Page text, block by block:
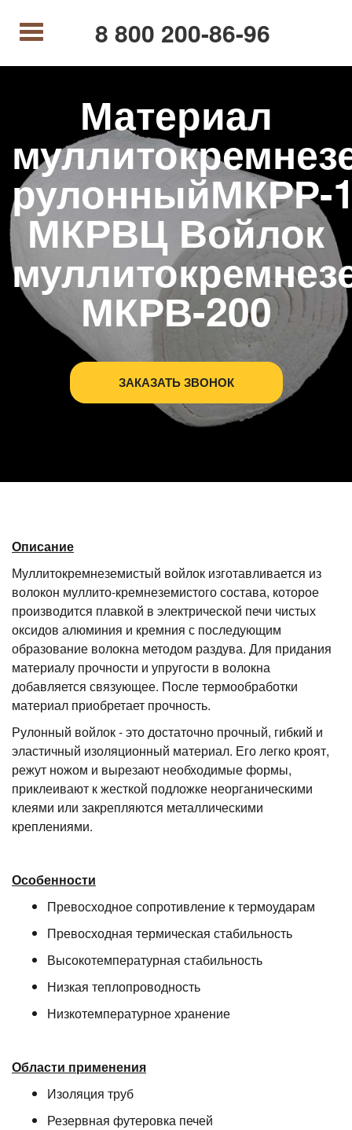
8 800 200-86-96
Материал
рулонныйМКРР-
МКРВЦ Войлок
МКРВ-200
ЗАКАЗАТЬ ЗВОНОК
Описание
Муллитокремнеземистый войлок изготавливается из
волокон муллито-кремнеземистого состава, которое
производится плавкой в электрической печи чистых
оксидов алюминия и кремния с последующим
образование волокна методом раздува. Для придания
материалу прочности и упругости в волокна
добавляется связующее. После термообработки
материал приобретает прочность.
Рулонный войлок - это достаточно прочный, гибкий и
эластичный изоляционный материал. Его легко кроят,
режут ножом и вырезают необходимые формы,
приклеивают к жесткой подложке неорганическими
клеями или закрепляются металлическими
креплениями.
Особенности
Превосходное сопротивление к термоударам
Превосходная термическая стабильность
Высокотемпературная стабильность
Низкая теплопроводность
Низкотемпературное хранение
Области применения
Изоляция труб
Резервная футеровка печей